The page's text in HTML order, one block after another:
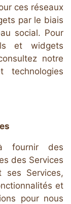
ces réseaux
par le biais
social. Pour
et widgets
notre
technologies
fournir des
des Services
ses Services,
et
pour nous